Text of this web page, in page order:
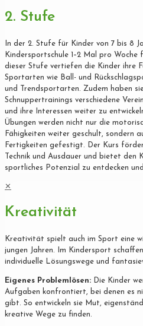
2. Stufe
In der 2. Stufe für Kinder von 7 bis 8
Kindersportschule 1–2 Mal pro
dieser Stufe vertiefen die Kinder ihre
Sportarten wie Ball- und
und Trendsportarten. Zudem haben
Schnuppertrainings verschiedene
und ihre Interessen weiter zu
Übungen werden nicht nur die
Fähigkeiten weiter geschult, sondern
Fertigkeiten gefestigt. Der Kurs
Technik und Ausdauer und bietet den
sportliches Potenzial zu entdecken
✕
Kreativität
Kreativität spielt auch im Sport eine
jungen Jahren. Im Kindersport
individuelle Lösungswege und
Eigenes Problemlösen: Die Kinder
Aufgaben konfrontiert, bei denen es
gibt. So entwickeln sie Mut,
kreative Wege zu finden.